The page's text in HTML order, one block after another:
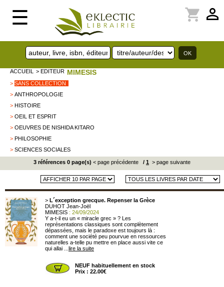
☰ perm_identity
shopping_cart
ACCUEIL > EDITEUR MIMESIS
> SANS COLLECTION
> ANTHROPOLOGIE
> HISTOIRE
> OEIL ET ESPRIT
> OEUVRES DE NISHIDA KITARO
> PHILOSOPHIE
> SCIENCES SOCIALES
3 références 0 page(s) < page précédente / 1 > page suivante
> L´exception grecque. Repenser la Grèce
DUHOT Jean-Joël
MIMESIS : 24/09/2024
Y a-t-il eu un « miracle grec » ? Les
représentations classiques sont complètement
dépassées, mais le paradoxe est toujours là :
comment une société peu pourvue en ressources
naturelles a-telle pu mettre en place aussi vite ce
qui allai ... lire la suite
NEUF habituellement en stock
Prix : 22.00€